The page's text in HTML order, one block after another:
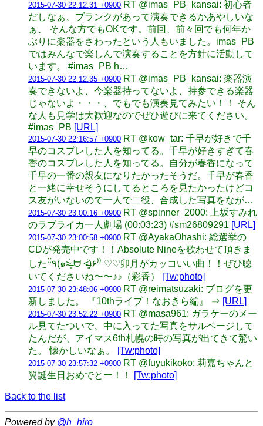
2015-07-30 22:12:31 +0900 RT @imas_PB_kansai: 初心者
だしなぁ、ブランクがあって演奏できるかあやしいな
ぁ、 そんな方でもOKです。前回、前々回でも何年か
ぶりに楽器をさわったという人もいました。imas_PB
ではみんなで楽しんで演奏することを方針に活動して
います。 #imas_PB h…
2015-07-30 22:12:35 +0900 RT @imas_PB_kansai: 楽器演
奏できないよ、今楽器持ってないよ、持参できる楽器
じゃないよ・・・、でもでも演奏見てみたい！！ そん
な人も見学は大歓迎なのでぜひ遊びに来てください。
#imas_PB [URL]
2015-07-30 22:16:57 +0900 RT @kow_tar: 千早が好きで千
早のコスプレした人を知ってる。千早が好きすぎて春
香のコスプレした人を知ってる。自分が春香になって
千早の一番の親友になりたかったそうだ。千早が春香
と一緒に幸せそうにしてるところを見たかったけどコ
ス友がいないので一人で二役、合成した写真をなが…
2015-07-30 23:00:16 +0900 RT @spinner_2000: 上坂すみれ
のラブライカ一人劇場 (00:03:23) #sm26809291 [URL]
2015-07-30 23:00:58 +0900 RT @AyakaOhashi: 総選挙の
CDが発売中です！！Absolute Nineを歌わせて頂きま
した⁽⁽٩(๑˃̶͈̀ ᗨ ˂̶͈́)۶⁾⁾ ♡♡卯月がカッコいい曲！！ぜひ聴
いてくださいね〜〜♪♪（彩香）
[Tw:photo]
2015-07-30 23:48:06 +0900 RT @reimatsuzaki: ブログを更
新しました。 『10thライブ！なおきら編』 ⇒ [URL]
2015-07-30 23:52:22 +0900 RT @masa961: ガラケーのメー
ル見てたついで、中に入ってた写真をサルベージして
たんだが、アイマス6th札幌の時の写真が出てきて驚い
た。 懐かしいなぁ。
[Tw:photo]
2015-07-30 23:57:32 +0900 RT @fuyukikoko: 莉嘉ちゃんと
翼誕生日おめでとー！！
[Tw:photo]
Back to the list
Powered by @h_hiro_